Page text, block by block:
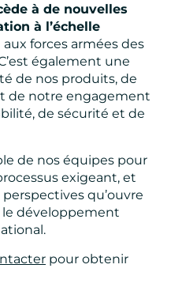
à de nouvelles
à l’échelle
forces armées des
également une
de nos produits, de
de notre engagement
de sécurité et de
de nos équipes pour
exigeant, et
qu’ouvre
développement
pour obtenir